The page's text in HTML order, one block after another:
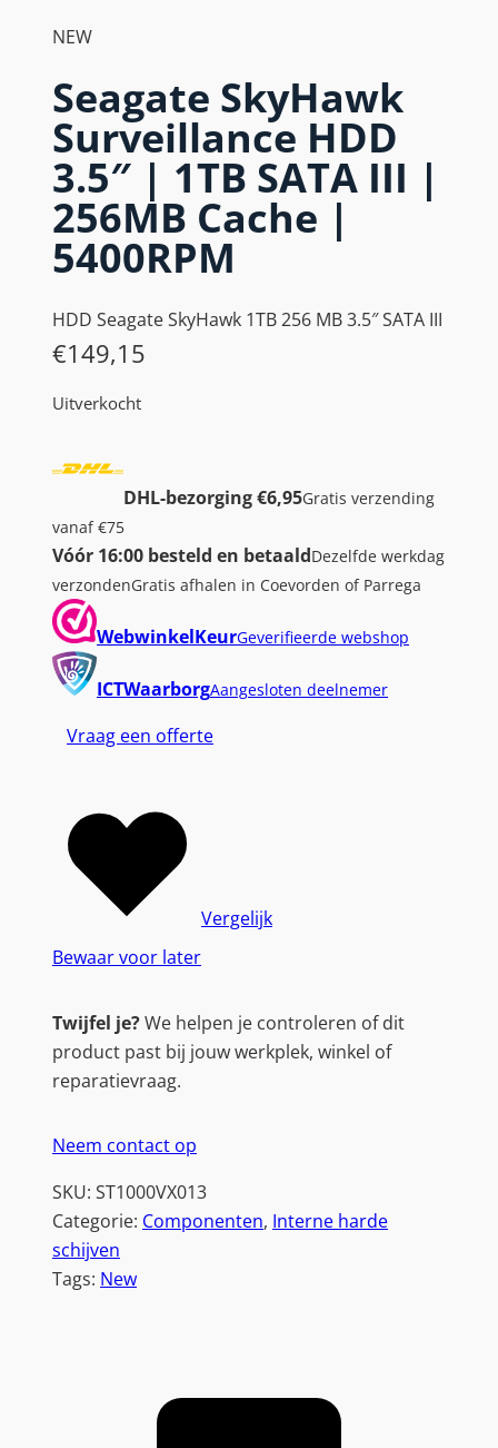
NEW
Seagate SkyHawk
Surveillance HDD
3.5″ | 1TB SATA III |
256MB Cache |
5400RPM
HDD Seagate SkyHawk 1TB 256 MB 3.5″ SATA III
€149,15
Uitverkocht
DHL-bezorging €6,95Gratis verzending
vanaf €75
Vóór 16:00 besteld en betaaldDezelfde werkdag
verzondenGratis afhalen in Coevorden of Parrega
WebwinkelKeurGeverifieerde webshop
ICTWaarborgAangesloten deelnemer
Vraag een offerte
Bewaar voor later
Vergelijk
Twijfel je?We helpen je controleren of dit
product past bij jouw werkplek, winkel of
reparatievraag.
Neem contact op
SKU: ST1000VX013
Categorie: Componenten, Interne harde
schijven
Tags: New